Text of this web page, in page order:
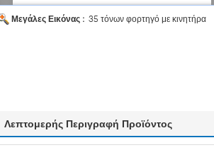
Μεγάλες Εικόνας : 35 τόνων φορτηγό με κινητήρα
Λεπτομερής Περιγραφή Προϊόντος